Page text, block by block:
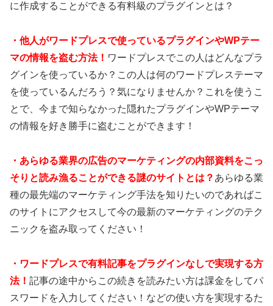
に作成することができる有料級のプラグインとは？
・ 他人がワードプレスで使っているプラグインやWPテー
マの情報を盗む方法！ ワードプレスでこの人はどんなプラ
グインを使っているか？この人は何のワードプレステーマ
を使っているんだろう？気になりませんか？これを使うこ
とで、今まで知らなかった隠れたプラグインやWPテーマ
の情報を好き勝手に盗むことができます！
・あらゆる業界の広告のマーケティングの内部資料をこっ
そりと読み漁ることができる謎のサイトとは？ あらゆる業
種の最先端のマーケティング手法を知りたいのであればこ
のサイトにアクセスして今の最新のマーケティングのテク
ニックを盗み取ってください！
・ワードプレスで有料記事をプラグインなしで実現する方
法！ 記事の途中からこの続きを読みたい方は課金をしてパ
スワードを入力してください！などの使い方を実現するた